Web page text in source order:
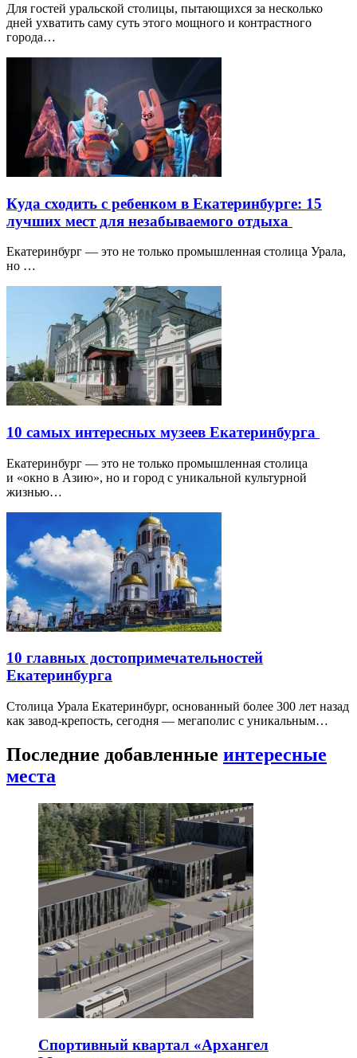
Для гостей уральской столицы, пытающихся за несколько
дней ухватить саму суть этого мощного и контрастного
города…
Куда сходить с ребенком в Екатеринбурге: 15
лучших мест для незабываемого отдыха
Екатеринбург — это не только промышленная столица Урала,
но …
10 самых интересных музеев Екатеринбурга
Екатеринбург — это не только промышленная столица
и «окно в Азию», но и город с уникальной культурной
жизнью…
10 главных достопримечательностей
Екатеринбурга
Столица Урала Екатеринбург, основанный более 300 лет назад
как завод-крепость, сегодня — мегаполис с уникальным…
Последние добавленные интересные
места
Спортивный квартал «Архангел